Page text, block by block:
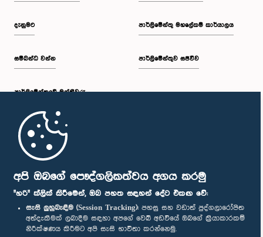
අපි ඔබගේ පෞද්ගලිකත්වය අගය කරමු
"හරි" ක්ලික් කිරීමෙන්, ඔබ පහත සඳහන් දේට එකඟ වේ:
සැසි ලුහුබැඳීම (Session Tracking): පහසු සහ වඩාත් පුද්ගලාරෝපිත
අත්දැකීමක් ලබාදීම සඳහා අපගේ වෙබ් අඩවියේ ඔබගේ ක්‍රියාකාරකම්
නිරීක්ෂණය කිරීමට අපි සැසි භාවිතා කරන්නෙමු.
දැනුමට
සම්බන්ධ වන්න
පාර්ලි‌මේන්තුවේ මන්ත්‍රීවරු
මුල් පිටුව
පාර්ලිමේන්තු මහලේකම් කාර්යාලය
පාර්ලිමේන්තුව සජීවීව
පාර්ලිමේන්තු ජංගම යෙදුම